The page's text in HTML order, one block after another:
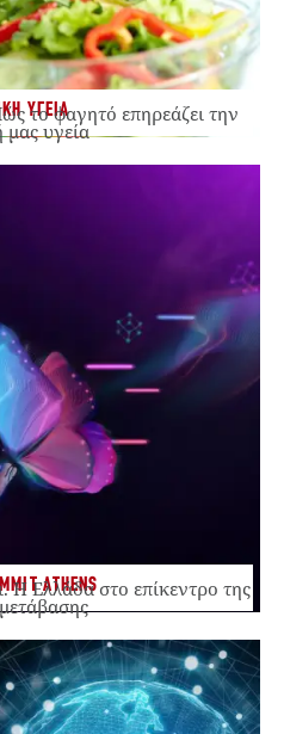
ΥΓΕΙΑ
το φαγητό επηρεάζει την
μας υγεία
ATHENS
Ελλάδα στο επίκεντρο της